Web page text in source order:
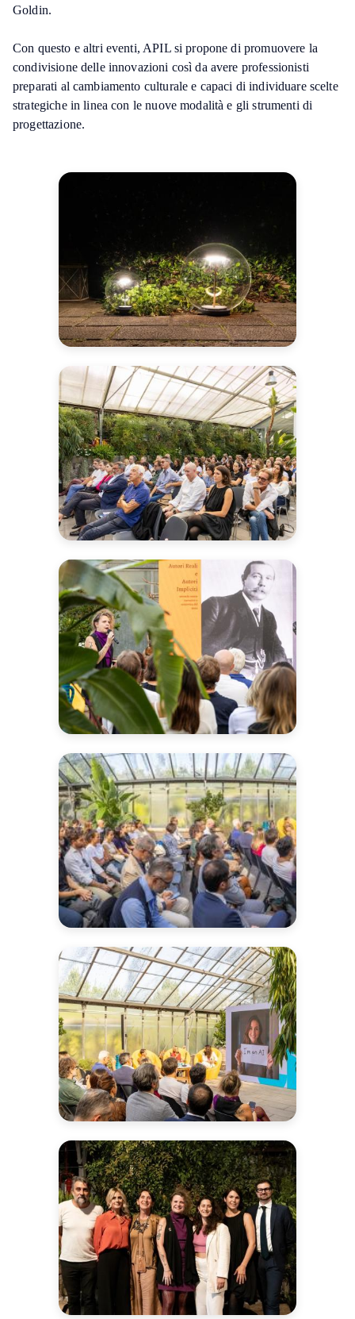
Goldin.
Con questo e altri eventi, APIL si propone di promuovere la
condivisione delle innovazioni così da avere professionisti
preparati al cambiamento culturale e capaci di individuare scelte
strategiche in linea con le nuove modalità e gli strumenti di
progettazione.